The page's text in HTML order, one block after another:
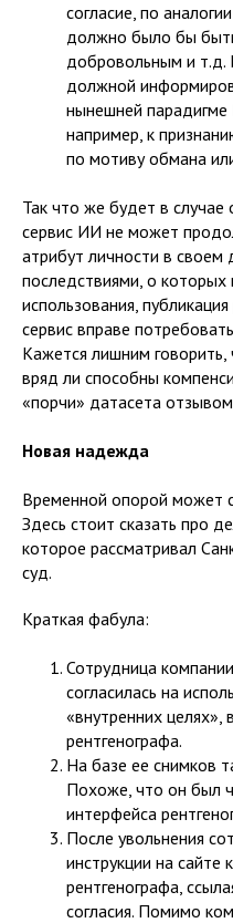
согласие, по
должно было бы
добровольным и т.д.
должной
нынешней
например, к
по мотиву обмана
Так что же будет в случае
сервис ИИ не может
атрибут личности в своем
последствиями, о которых
использования,
сервис вправе
Кажется лишним
вряд ли способны
«порчи» датасета отзывом
Новая надежда
Временной опорой может
Здесь стоит сказать про
которое рассматривал
суд.
Краткая фабула:
Сотрудница
согласилась на
«внутренних целях»,
рентгенографа.
На базе ее снимков
Похоже, что он был
интерфейса
После увольнения
инструкции на
рентгенографа,
согласия. Помимо